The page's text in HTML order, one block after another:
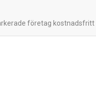
företag kostnadsfritt